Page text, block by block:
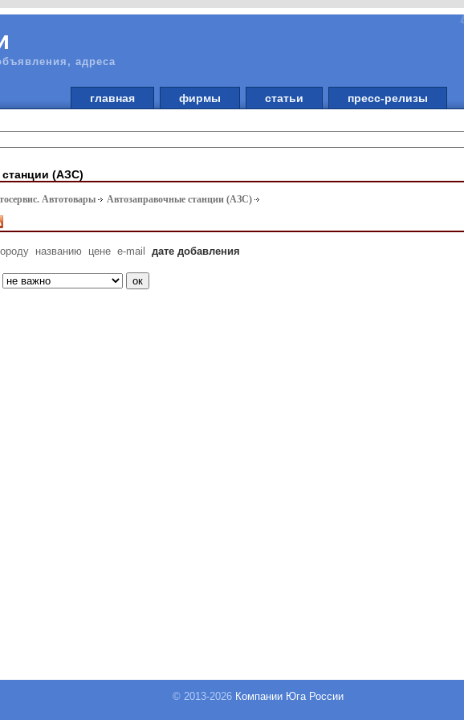
адреса
главная фирмы статьи пресс-релизы
(АЗС)
Автотовары Автозаправочные станции (АЗС)
названию цене e-mail дате добавления
© 2013-2026 Компании Юга России